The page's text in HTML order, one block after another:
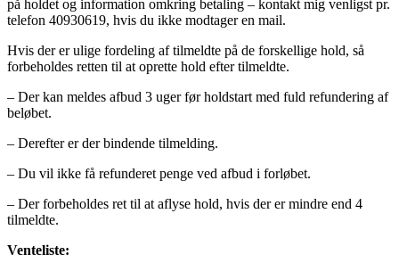
på holdet og information omkring betaling – kontakt mig venligst pr.
telefon 40930619, hvis du ikke modtager en mail.
Hvis der er ulige fordeling af tilmeldte på de forskellige hold, så
forbeholdes retten til at oprette hold efter tilmeldte.
– Der kan meldes afbud 3 uger før holdstart med fuld refundering af
beløbet.
– Derefter er der bindende tilmelding.
– Du vil ikke få refunderet penge ved afbud i forløbet.
– Der forbeholdes ret til at aflyse hold, hvis der er mindre end 4
tilmeldte.
Venteliste: